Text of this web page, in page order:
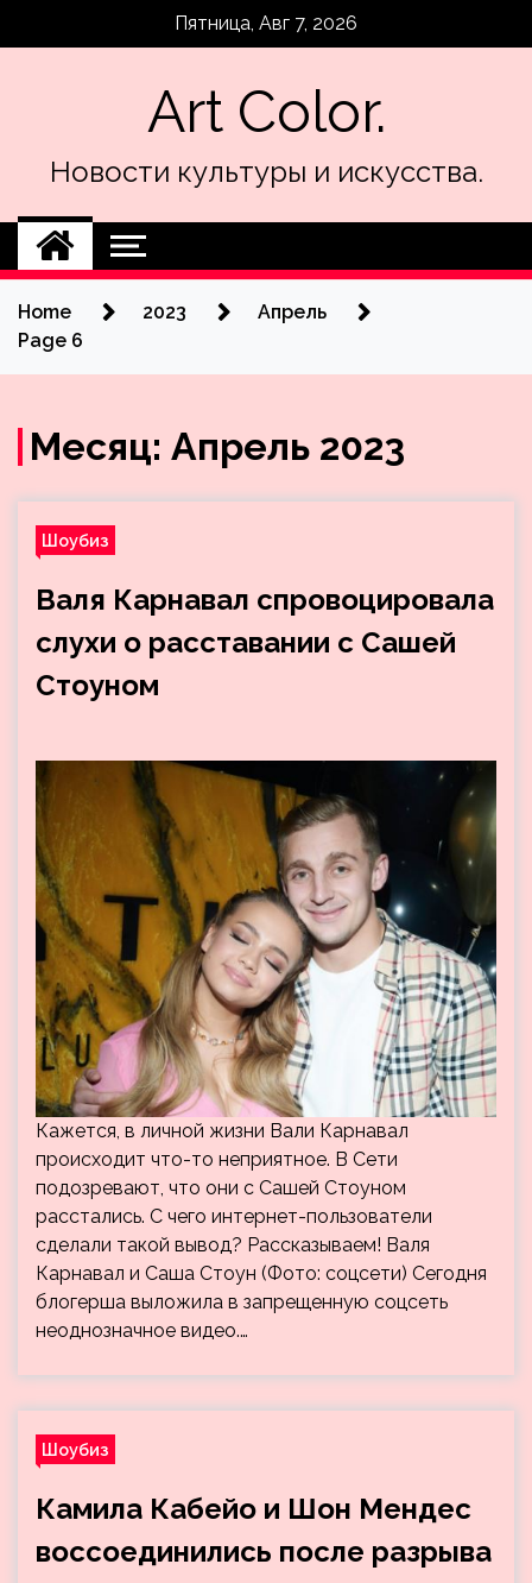
Пятница, Авг 7, 2026
Art Color.
Новости культуры и искусства.
Home 2023
Апрель
Page 6
Месяц: Апрель 2023
Шоубиз
Валя Карнавал спровоцировала
слухи о расставании с Сашей
Стоуном
Кажется, в личной жизни Вали Карнавал
происходит что-то неприятное. В Сети
подозревают, что они с Сашей Стоуном
расстались. С чего интернет-пользователи
сделали такой вывод? Рассказываем! Валя
Карнавал и Саша Стоун (Фото: соцсети) Сегодня
блогерша выложила в запрещенную соцсеть
неоднозначное видео.…
Шоубиз
Камила Кабейо и Шон Мендес
воссоединились после разрыва